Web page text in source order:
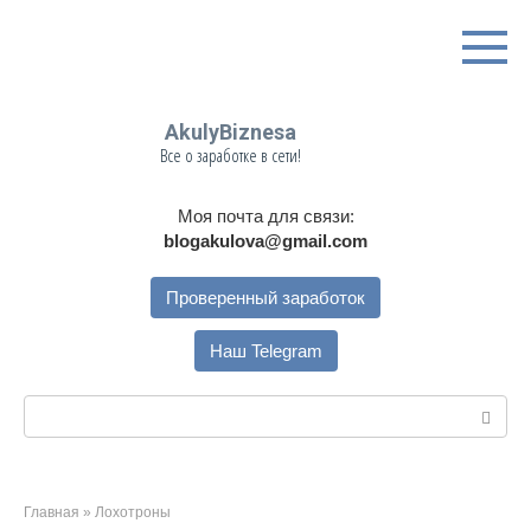
AkulyBiznesa
Все о заработке в сети!
Моя почта для связи:
blogakulova@gmail.com
Проверенный заработок
Наш Telegram
Главная » Лохотроны